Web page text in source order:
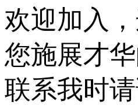
欢迎加入
您施展才华
联系我时